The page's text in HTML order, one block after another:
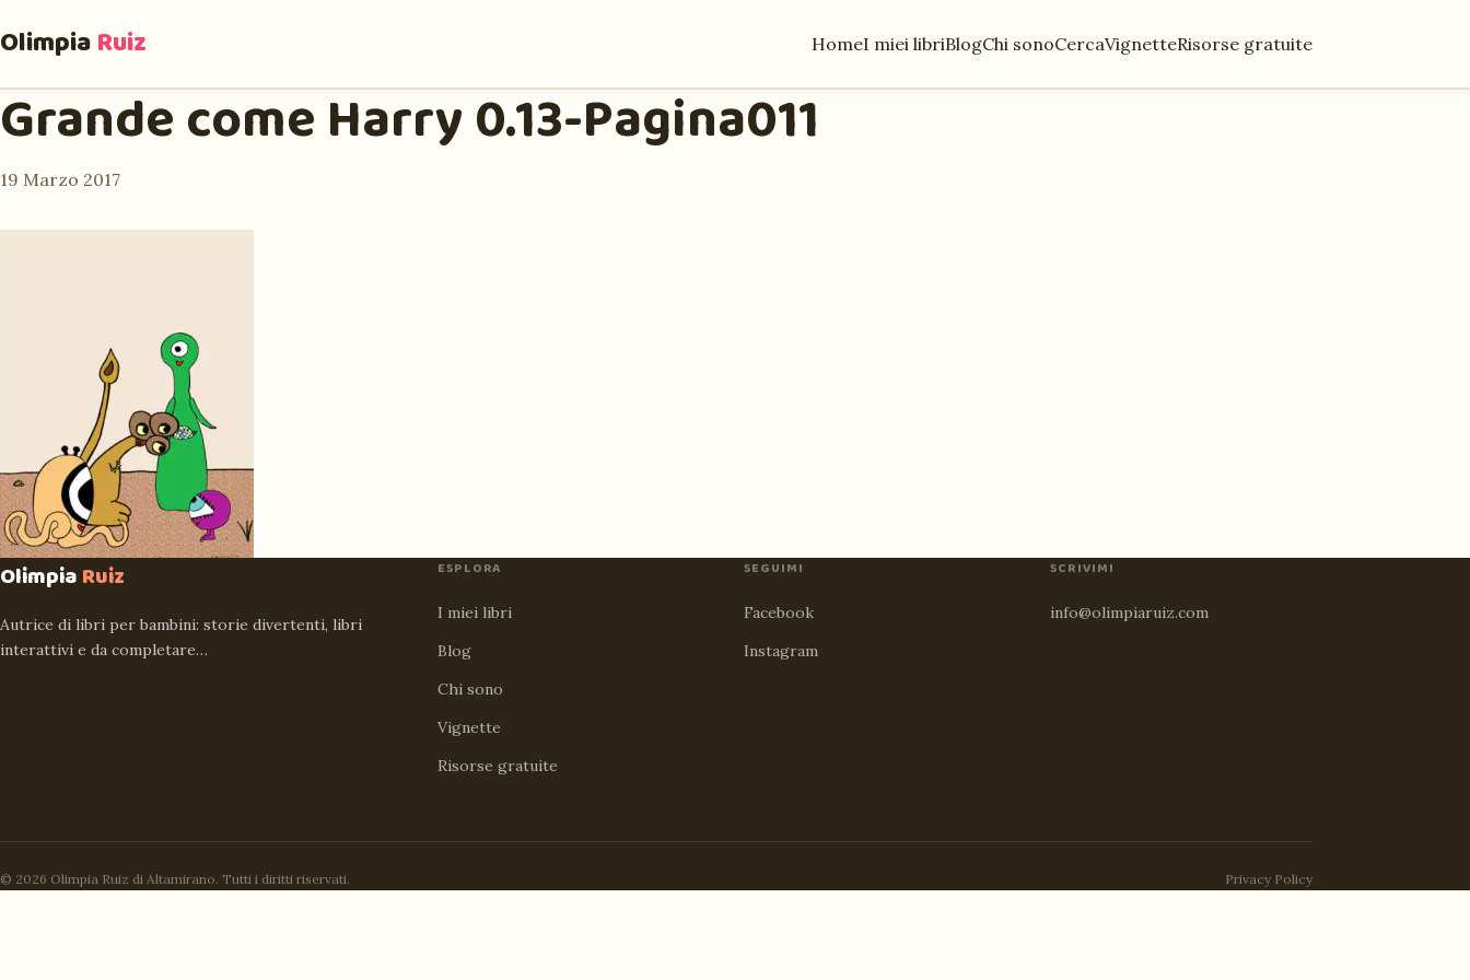
OlimpiaRuiz HomeI miei libriBlogChi sonoCercaVignetteRisorse gratuite
Grande come Harry 0.13-Pagina011
19 Marzo 2017
OlimpiaRuiz
Autrice di libri per bambini: storie divertenti, libri
interattivi e da completare…
ESPLORA
I miei libri
Blog
Chi sono
Vignette
Risorse gratuite
SEGUIMI
Facebook
Instagram
SCRIVIMI
info@olimpiaruiz.com
© 2026 Olimpia Ruiz di Altamirano. Tutti i diritti riservati. Privacy Policy